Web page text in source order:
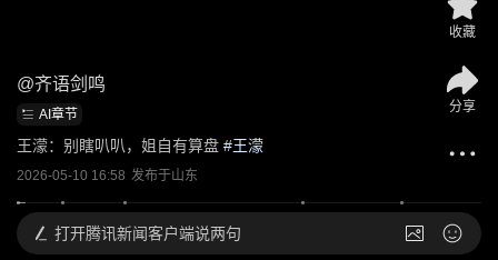
@齐语剑鸣
AI章节
王濛：别瞎叭叭，姐自有算盘 #王濛
2026-05-10 16:58 发布于山东
收藏
分享
打开腾讯新闻客户端说两句